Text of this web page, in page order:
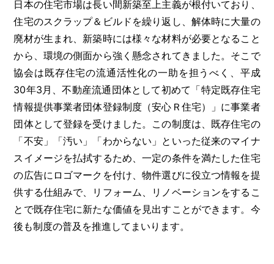
日本の住宅市場は長い間新築至上主義が根付いており、
住宅のスクラップ＆ビルドを繰り返し、解体時に大量の
廃材が生まれ、新築時には様々な材料が必要となること
から、環境の側面から強く懸念されてきました。そこで
協会は既存住宅の流通活性化の一助を担うべく、平成
30年3月、不動産流通団体として初めて「特定既存住宅
情報提供事業者団体登録制度（安心Ｒ住宅）」に事業者
団体として登録を受けました。この制度は、既存住宅の
「不安」「汚い」「わからない」といった従来のマイナ
スイメージを払拭するため、一定の条件を満たした住宅
の広告にロゴマークを付け、物件選びに役立つ情報を提
供する仕組みで、リフォーム、リノベーションをするこ
とで既存住宅に新たな価値を見出すことができます。今
後も制度の普及を推進してまいります。